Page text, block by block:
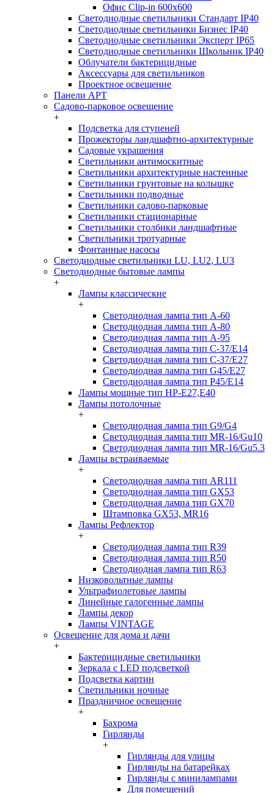
Офис Clip-in 600x600
Светодиодные светильники Стандарт IP40
Светодиодные светильники Бизнес IP40
Светодиодные светильники Эксперт IP65
Светодиодные светильники Школьник IP40
Облучатели бактерицидные
Аксессуары для светильников
Проектное освещение
Панели АРТ
Садово-парковое освещение
+
Подсветка для ступеней
Прожекторы ландшафтно-архитектурные
Садовые украшения
Светильники антимоскитные
Светильники архитектурные настенные
Светильники грунтовые на колышке
Светильники подводные
Светильники садово-парковые
Светильники стационарные
Светильники столбики ландшафтные
Светильники тротуарные
Фонтанные насосы
Светодиодные светильники LU, LU2, LU3
Светодиодные бытовые лампы
+
Лампы классические
+
Светодиодная лампа тип A-60
Светодиодная лампа тип A-80
Светодиодная лампа тип A-95
Светодиодная лампа тип C-37/Е14
Светодиодная лампа тип C-37/Е27
Светодиодная лампа тип G45/E27
Светодиодная лампа тип P45/E14
Лампы мощные тип HP-E27,E40
Лампы потолочные
+
Светодиодная лампа тип G9/G4
Светодиодная лампа тип MR-16/Gu10
Светодиодная лампа тип MR-16/Gu5.3
Лампы встраиваемые
+
Светодиодная лампа тип AR111
Светодиодная лампа тип GX53
Светодиодная лампа тип GX70
Штамповка GX53, MR16
Лампы Рефлектор
+
Светодиодная лампа тип R39
Светодиодная лампа тип R50
Светодиодная лампа тип R63
Низковольтные лампы
Ультрафиолетовые лампы
Линейные галогенные лампы
Лампы декор
Лампы VINTAGE
Освещение для дома и дачи
+
Бактерицидные светильники
Зеркала с LED подсветкой
Подсветка картин
Светильники ночные
Праздничное освещение
+
Бахрома
Гирлянды
+
Гирлянды для улицы
Гирлянды на батарейках
Гирлянды с минилампами
Для помещений